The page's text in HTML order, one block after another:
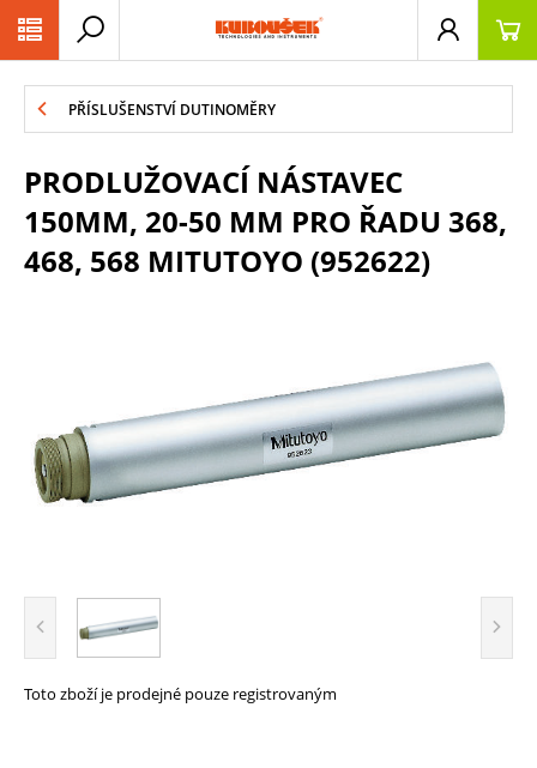
PŘÍSLUŠENSTVÍ DUTINOMĚRY
PRODLUŽOVACÍ NÁSTAVEC
150MM, 20-50 MM PRO ŘADU 368,
468, 568 MITUTOYO (952622)
Toto zboží je prodejné pouze registrovaným